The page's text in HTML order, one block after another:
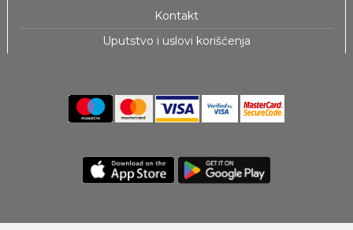
Kontakt
Uputstvo i uslovi korišćenja